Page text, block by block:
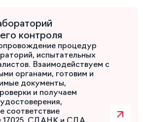
контроля
процедур
испытательных
Взаимодействуем с
органами, готовим и
документы,
и получаем
соответствие
17025, СДАНК и СДА